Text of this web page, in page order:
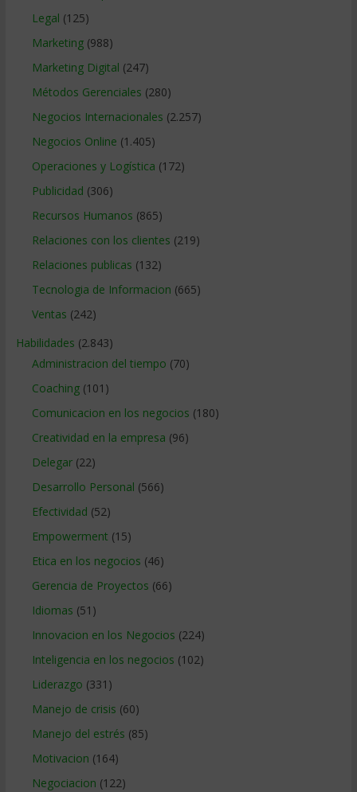
Legal (125)
Marketing(988)
Marketing Digital (247)
Métodos Gerenciales (280)
Negocios Internacionales (2.257)
Negocios Online (1.405)
Operaciones y Logística (172)
Publicidad (306)
Recursos Humanos (865)
Relaciones con los clientes (219)
Relaciones publicas (132)
Tecnologia de Informacion (665)
Ventas (242)
Habilidades (2.843)
Administracion del tiempo (70)
Coaching(101)
Comunicacion en los negocios (180)
Creatividad en la empresa (96)
Delegar(22)
Desarrollo Personal (566)
Efectividad (52)
Empowerment (15)
Etica en los negocios (46)
Gerencia de Proyectos (66)
Idiomas (51)
Innovacion en los Negocios (224)
Inteligencia en los negocios (102)
Liderazgo (331)
Manejo de crisis (60)
Manejo del estrés (85)
Motivacion (164)
Negociacion (122)